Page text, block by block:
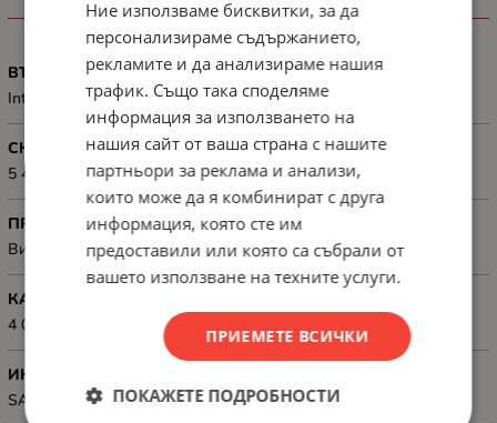
ХАРАКТЕРИСТИКИ
ВЪНШЕН/ ВЪТРЕШЕН
Internal
СКОРОСТ, ОБ/МИН
5 400 rpm
ПРЕДНАЗНАЧЕН ЗА
Видеорекордери
КАПАЦИТЕТ, GB
4 000 GB (4 TB)
ИНТЕРФЕЙС
SATA 6Gb/s
Ние използваме бисквитки, за да
персонализираме съдържанието,
рекламите и да анализираме нашия
трафик. Също така споделяме
информация за използването на
нашия сайт от ваша страна с нашите
партньори за реклама и анализи,
които може да я комбинират с друга
информация, която сте им
предоставили или която са събрали от
вашето използване на техните услуги.
ПРИЕМЕТЕ ВСИЧКИ
ПОКАЖЕТЕ ПОДРОБНОСТИ